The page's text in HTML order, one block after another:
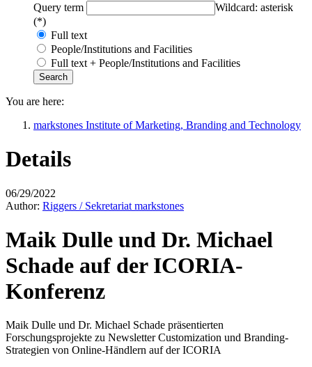
Query term
Wildcard: asterisk
(*)
Full text
People/Institutions and Facilities
Full text + People/Institutions and Facilities
You are here:
markstones Institute of Marketing, Branding and Technology
Details
06/29/2022
Author: Riggers / Sekretariat markstones
Maik Dulle und Dr. Michael
Schade auf der ICORIA-
Konferenz
Maik Dulle und Dr. Michael Schade präsentierten
Forschungsprojekte zu Newsletter Customization und Branding-
Strategien von Online-Händlern auf der ICORIA